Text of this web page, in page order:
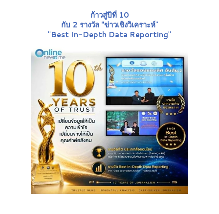
ก้าวสู่ปีที่ 10
กับ 2 รางวัล "ข่าวเชิงวิเคราะห์"
"Best In-Depth Data Reporting"